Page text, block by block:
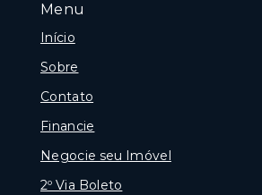
Menu
Início
Sobre
Contato
Financie
Negocie seu Imóvel
2º Via Boleto